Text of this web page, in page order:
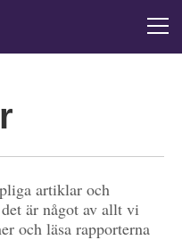
artiklar och
är något av allt vi
och läsa rapporterna